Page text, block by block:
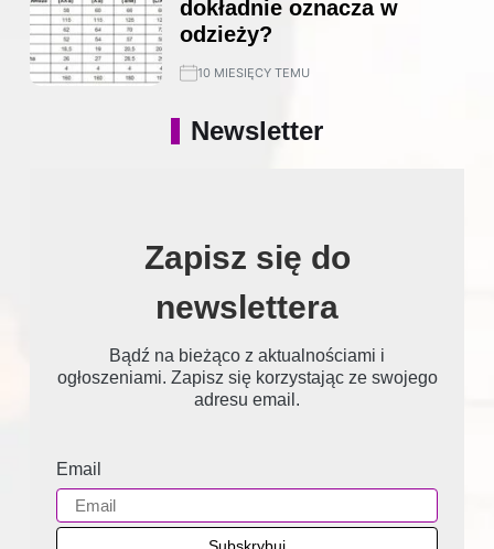
dokładnie oznacza w
odzieży?
10 MIESIĘCY TEMU
Newsletter
Zapisz się do
newslettera
Bądź na bieżąco z aktualnościami i
ogłoszeniami. Zapisz się korzystając ze swojego
adresu email.
Email